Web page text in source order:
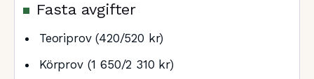
Fasta avgifter
Teoriprov (420/520 kr)
Körprov (1 650/2 310 kr)